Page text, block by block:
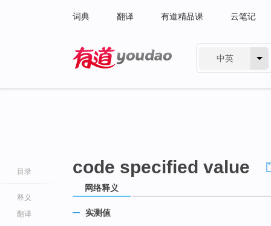
词典 翻译 有道精品课 云笔记
中英
目录
释义
翻译
code specified value
网络释义
实测值